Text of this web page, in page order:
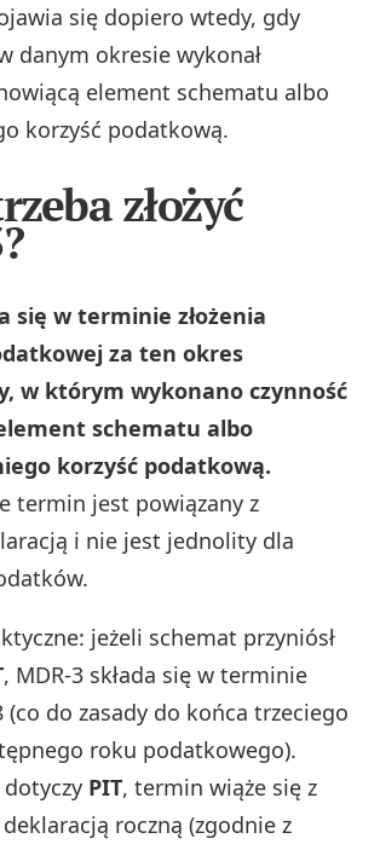
się dopiero wtedy, gdy
danym okresie wykonał
element schematu albo
korzyść podatkową.
złożyć
się w terminie złożenia
za ten okres
w którym wykonano czynność
schematu albo
korzyść podatkową.
termin jest powiązany z
i nie jest jednolity dla
jeżeli schemat przyniósł
, MDR-3 składa się w terminie
(co do zasady do końca trzeciego
roku podatkowego).
dotyczy PIT, termin wiąże się z
roczną (zgodnie z